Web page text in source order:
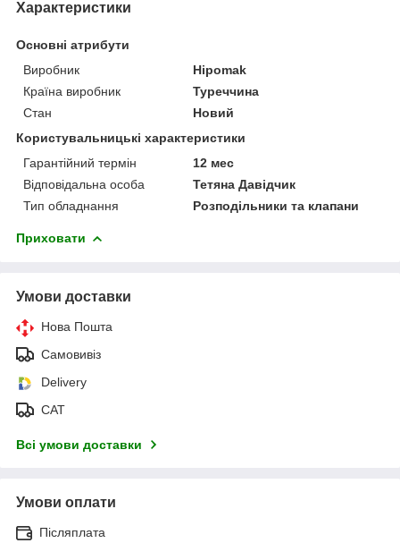
Характеристики
Основні атрибути
Виробник
Hipomak
Країна виробник
Туреччина
Стан
Новий
Користувальницькі характеристики
Гарантійний термін
12 мес
Відповідальна особа
Тетяна Давідчик
Тип обладнання
Розподільники та клапани
Приховати
Умови доставки
Нова Пошта
Самовивіз
Delivery
САТ
Всі умови доставки
Умови оплати
Післяплата